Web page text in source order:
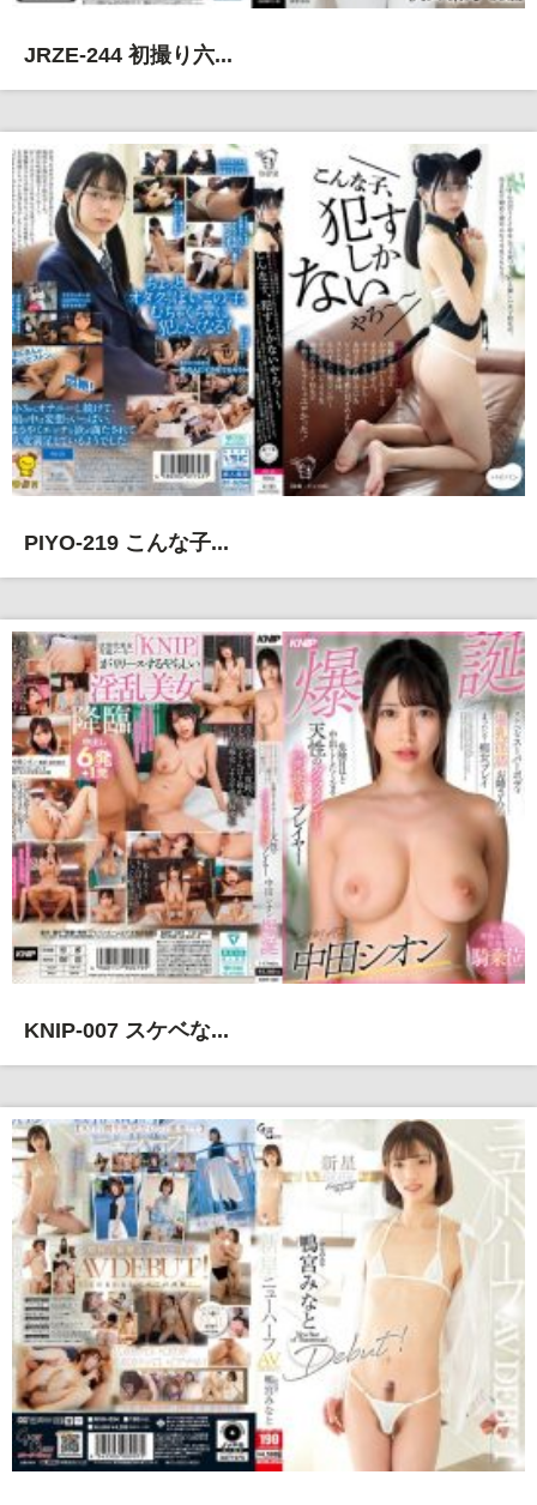
JRZE-244 初撮り六...
PIYO-219 こんな子...
KNIP-007 スケベな...